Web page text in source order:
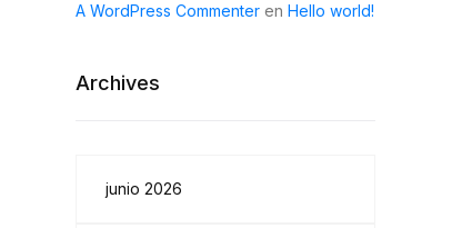
A WordPress Commenter en Hello world!
Archives
junio 2026